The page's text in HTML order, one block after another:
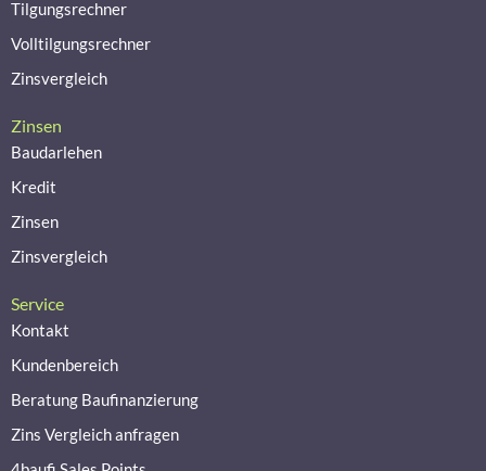
Tilgungsrechner
Volltilgungsrechner
Zinsvergleich
Zinsen
Baudarlehen
Kredit
Zinsen
Zinsvergleich
Service
Kontakt
Kundenbereich
Beratung Baufinanzierung
Zins Vergleich anfragen